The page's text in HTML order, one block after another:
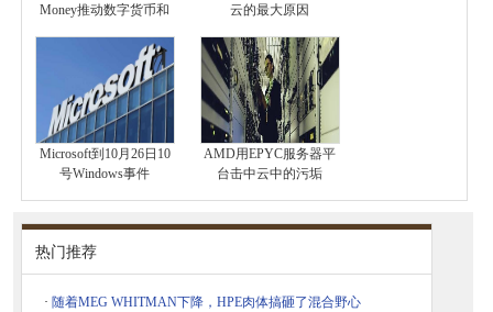
Money推动数字货币和
云的最大原因
Microsoft到10月26日10
号Windows事件
AMD用EPYC服务器平
台击中云中的污垢
热门推荐
· 随着MEG WHITMAN下降，HPE肉体搞砸了混合野心